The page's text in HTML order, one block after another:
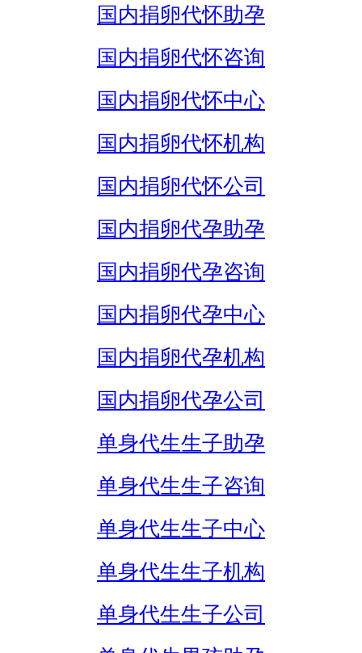
国内捐卵代怀助孕
国内捐卵代怀咨询
国内捐卵代怀中心
国内捐卵代怀机构
国内捐卵代怀公司
国内捐卵代孕助孕
国内捐卵代孕咨询
国内捐卵代孕中心
国内捐卵代孕机构
国内捐卵代孕公司
单身代生生子助孕
单身代生生子咨询
单身代生生子中心
单身代生生子机构
单身代生生子公司